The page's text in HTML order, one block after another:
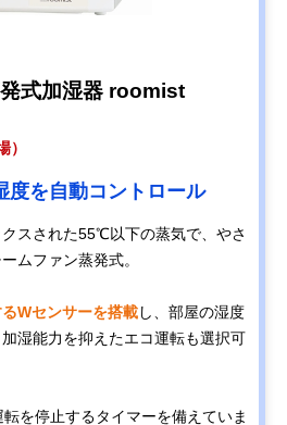
式加湿器 roomist
）
度を自動コントロール
スされた55℃以下の蒸気で、やさ
ムファン蒸発式。
Wセンサーを搭載し、部屋の湿度
湿能力を抑えたエコ運転も選択可
を停止するタイマーを備えていま